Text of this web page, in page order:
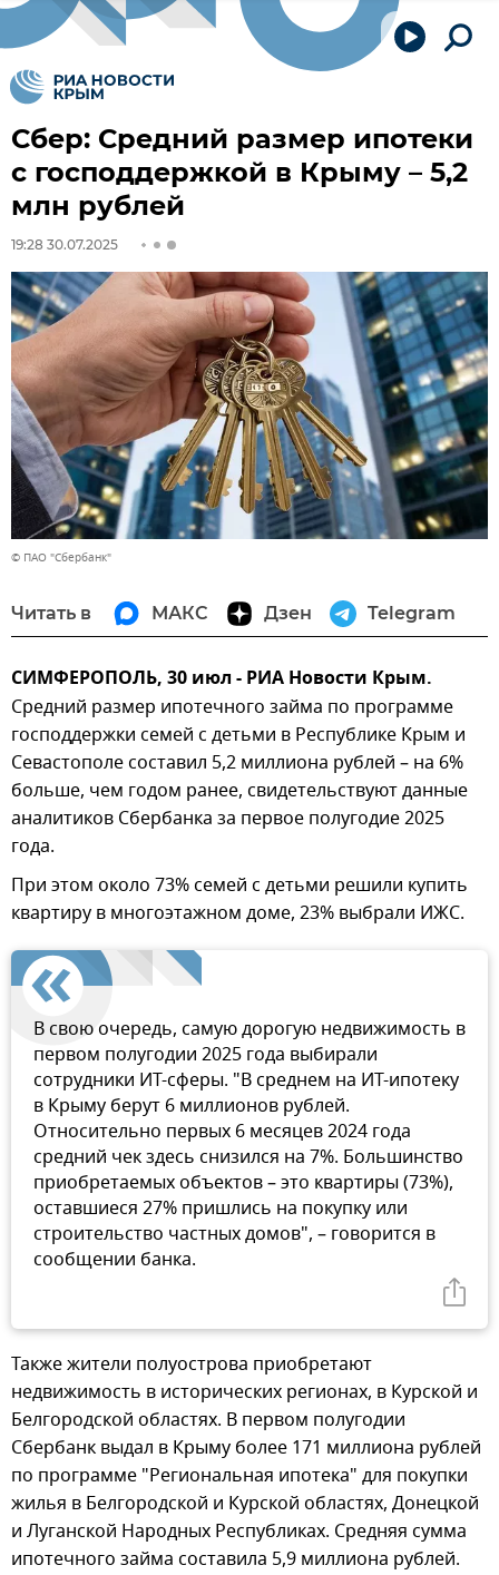
Сбер: Средний размер ипотеки
с господдержкой в Крыму – 5,2
млн рублей
19:28 30.07.2025
© ПАО "Сбербанк"
Читать в МАКС Дзен Telegram
СИМФЕРОПОЛЬ, 30 июл - РИА Новости Крым.
Средний размер ипотечного займа по программе
господдержки семей с детьми в Республике Крым и
Севастополе составил 5,2 миллиона рублей – на 6%
больше, чем годом ранее, свидетельствуют данные
аналитиков Сбербанка за первое полугодие 2025
года.
При этом около 73% семей с детьми решили купить
квартиру в многоэтажном доме, 23% выбрали ИЖС.
В свою очередь, самую дорогую недвижимость в
первом полугодии 2025 года выбирали
сотрудники ИТ-сферы. "В среднем на ИТ-ипотеку
в Крыму берут 6 миллионов рублей.
Относительно первых 6 месяцев 2024 года
средний чек здесь снизился на 7%. Большинство
приобретаемых объектов – это квартиры (73%),
оставшиеся 27% пришлись на покупку или
строительство частных домов", – говорится в
сообщении банка.
Также жители полуострова приобретают
недвижимость в исторических регионах, в Курской и
Белгородской областях. В первом полугодии
Сбербанк выдал в Крыму более 171 миллиона рублей
по программе "Региональная ипотека" для покупки
жилья в Белгородской и Курской областях, Донецкой
и Луганской Народных Республиках. Средняя сумма
ипотечного займа составила 5,9 миллиона рублей.